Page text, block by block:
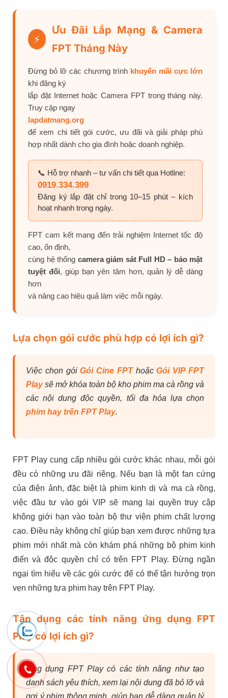
⚡
Ưu Đãi Lắp Mạng & Camera
FPT Tháng Này
Đừng bỏ lỡ các chương trình khuyến mãi cực lớn
khi đăng ký
lắp đặt Internet hoặc Camera FPT trong tháng này.
Truy cập ngay
lapdatmang.org
để xem chi tiết gói cước, ưu đãi và giải pháp phù
hợp nhất dành cho gia đình hoặc doanh nghiệp.
📞 Hỗ trợ nhanh – tư vấn chi tiết qua Hotline:
0919.334.399
Đăng ký lắp đặt chỉ trong 10–15 phút – kích
hoạt nhanh trong ngày.
FPT cam kết mang đến trải nghiệm Internet tốc độ
cao, ổn định,
cùng hệ thống camera giám sát Full HD – bảo mật
tuyệt đối, giúp bạn yên tâm hơn, quản lý dễ dàng
hơn
và nâng cao hiệu quả làm việc mỗi ngày.
Lựa chọn gói cước phù hợp có lợi ích gì?
Việc chọn góiGói Cine FPThoặcGói VIP FPT
Playsẽ mở khóa toàn bộ kho phim ma cà rồng và
các nội dung độc quyền, tối đa hóa lựa chọn
phim hay trên FPT Play.
FPT Play cung cấp nhiều gói cước khác nhau, mỗi gói
đều có những ưu đãi riêng. Nếu bạn là một fan cứng
của điện ảnh, đặc biệt là phim kinh dị và ma cà rồng,
việc đầu tư vào gói VIP sẽ mang lại quyền truy cập
không giới hạn vào toàn bộ thư viện phim chất lượng
cao. Điều này không chỉ giúp bạn xem được những tựa
phim mới nhất mà còn khám phá những bộ phim kinh
điển và độc quyền chỉ có trên FPT Play. Đừng ngần
ngại tìm hiểu về các gói cước để có thể tận hưởng trọn
vẹn những tựa phim hay trên FPT Play.
Tận dụng các tính năng ứng dụng FPT
Play có lợi ích gì?
Ứng dụng FPT Play có các tính năng như tạo
danh sách yêu thích, xem lại nội dung đã bỏ lỡ và